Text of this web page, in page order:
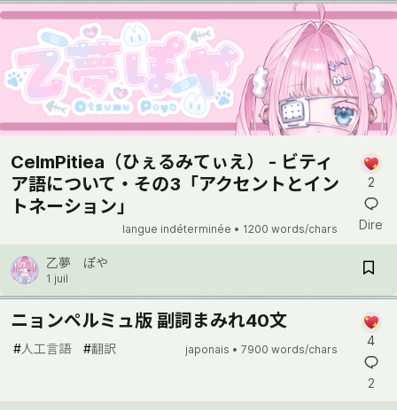
CelmPitiea（ひぇるみてぃえ） - ビティ
ア語について・その3「アクセントとイン
トネーション」
langue indéterminée • 1200 words/chars
2
Dire
乙夢 ぽや
1 juil
ニョンペルミュ版 副詞まみれ40文
#人工言語 #翻訳 japonais • 7900 words/chars
4
2